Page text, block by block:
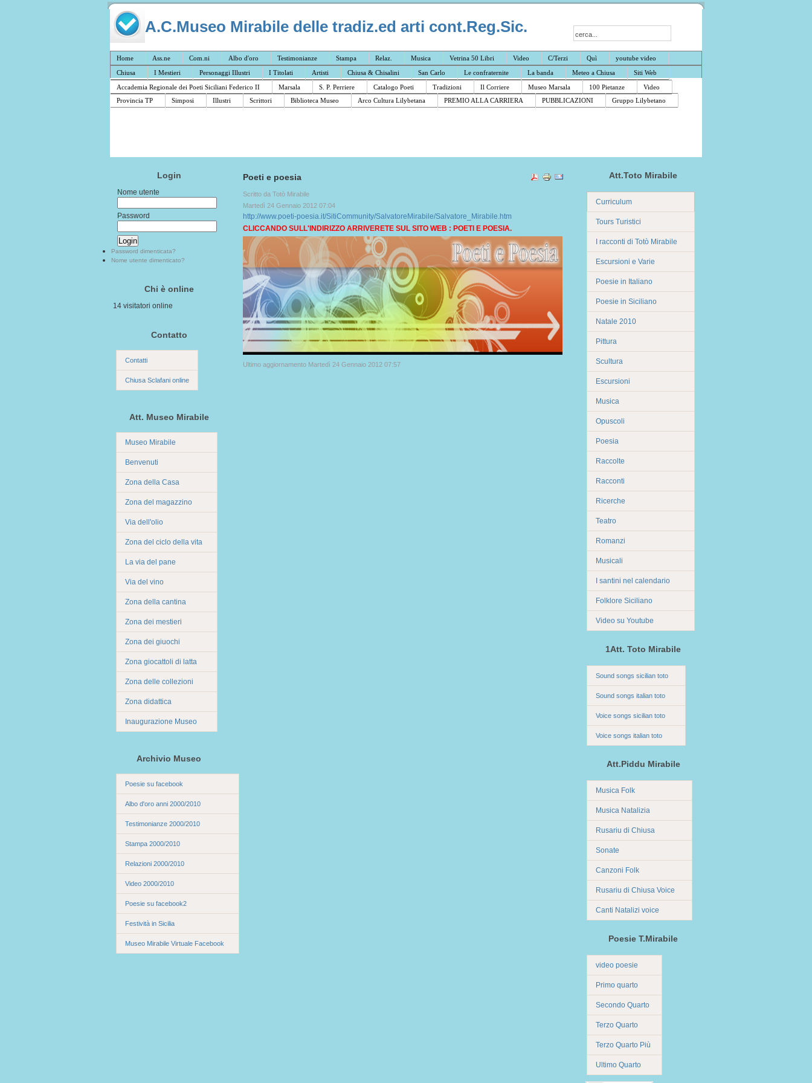
A.C.Museo Mirabile delle tradiz.ed arti cont.Reg.Sic.
Home Ass.ne Com.ni Albo d'oro Testimonianze Stampa Relaz. Musica Vetrina 50 Libri Video C/Terzi Quì
youtube video
Chiusa
I Mestieri Personaggi Illustri I Titolati Artisti Chiusa & Chisalini San Carlo Le confraternite La banda Meteo a Chiusa
Siti Web
Accademia Regionale dei Poeti Siciliani Federico II
Marsala S. P. Perriere Catalogo Poeti Tradizioni Il Corriere Museo Marsala 100 Pietanze
Video
Provincia TP
Simposi Illustri Scrittori Biblioteca Museo Arco Cultura Lilybetana PREMIO ALLA CARRIERA PUBBLICAZIONI Gruppo Lilybetano
Login
Nome utente
Password
Password dimenticata?
Nome utente dimenticato?
Chi è online
14 visitatori online
Contatto
Contatti
Chiusa Sclafani online
Att. Museo Mirabile
Museo Mirabile
Benvenuti
Zona della Casa
Zona del magazzino
Via dell'olio
Zona del ciclo della vita
La via del pane
Via del vino
Zona della cantina
Zona dei mestieri
Zona dei giuochi
Zona giocattoli di latta
Zona delle collezioni
Zona didattica
Inaugurazione Museo
Archivio Museo
Poesie su facebook
Albo d'oro anni 2000/2010
Testimonianze 2000/2010
Stampa 2000/2010
Relazioni 2000/2010
Video 2000/2010
Poesie su facebook2
Festività in Sicilia
Museo Mirabile Virtuale Facebook
Poeti e poesia
Scritto da Totò Mirabile
Martedì 24 Gennaio 2012 07:04
http://www.poeti-poesia.it/SitiCommunity/SalvatoreMirabile/Salvatore_Mirabile.htm
CLICCANDO SULL'INDIRIZZO ARRIVERETE SUL SITO WEB : POETI E POESIA.
Ultimo aggiornamento Martedì 24 Gennaio 2012 07:57
Att.Toto Mirabile
Curriculum
Tours Turistici
I racconti di Totò Mirabile
Escursioni e Varie
Poesie in Italiano
Poesie in Siciliano
Natale 2010
Pittura
Scultura
Escursioni
Musica
Opuscoli
Poesia
Raccolte
Racconti
Ricerche
Teatro
Romanzi
Musicali
I santini nel calendario
Folklore Siciliano
Video su Youtube
1Att. Toto Mirabile
Sound songs sicilian toto
Sound songs italian toto
Voice songs sicilian toto
Voice songs italian toto
Att.Piddu Mirabile
Musica Folk
Musica Natalizia
Rusariu di Chiusa
Sonate
Canzoni Folk
Rusariu di Chiusa Voice
Canti Natalizi voice
Poesie T.Mirabile
video poesie
Primo quarto
Secondo Quarto
Terzo Quarto
Terzo Quarto Più
Ultimo Quarto